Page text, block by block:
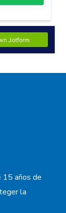
15 años de
la